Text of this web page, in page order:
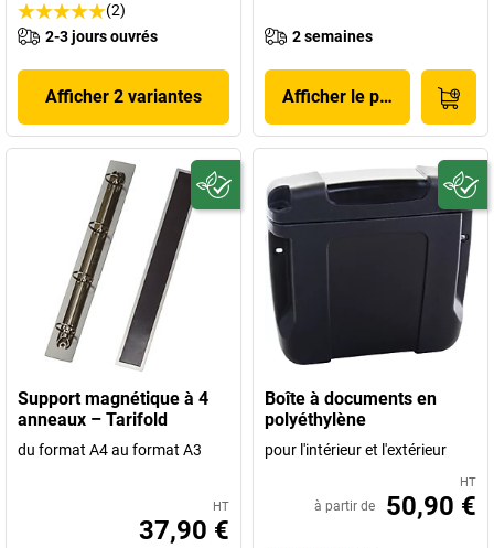
(2)
2-3 jours ouvrés
Afficher 2 variantes
2 semaines
Afficher le produit
Support magnétique à 4
anneaux – Tarifold
du format A4 au format A3
HT
37,90 €
Boîte à documents en
polyéthylène
pour l'intérieur et l'extérieur
HT
à partir de 50,90 €